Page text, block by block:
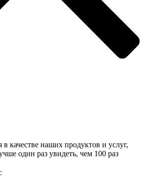
качестве наших продуктов и услуг,
один раз увидеть, чем 100 раз